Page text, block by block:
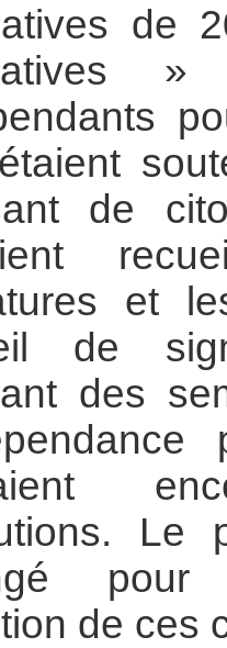
de
de
et
de
des
Le
pour
de ces